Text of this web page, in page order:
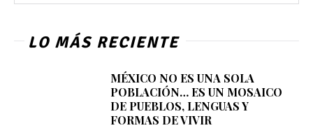
LO MÁS RECIENTE
MÉXICO NO ES UNA SOLA
POBLACIÓN… ES UN MOSAICO
DE PUEBLOS, LENGUAS Y
FORMAS DE VIVIR